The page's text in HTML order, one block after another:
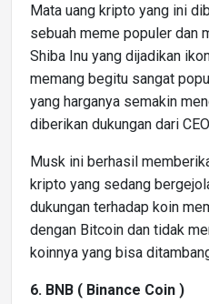
Mata uang kripto yang ini
sebuah meme populer dan
Shiba Inu yang dijadikan
memang begitu sangat
yang harganya semakin
diberikan dukungan dari
Musk ini berhasil
kripto yang sedang
dukungan terhadap koin
dengan Bitcoin dan tidak
koinnya yang bisa
6. BNB ( Binance Coin )